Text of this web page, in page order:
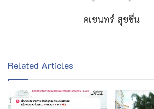
คเชนทร์ สุขชื่น
Related Articles